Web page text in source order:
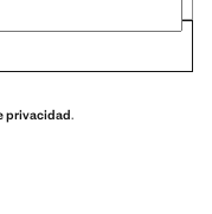
privacidad.